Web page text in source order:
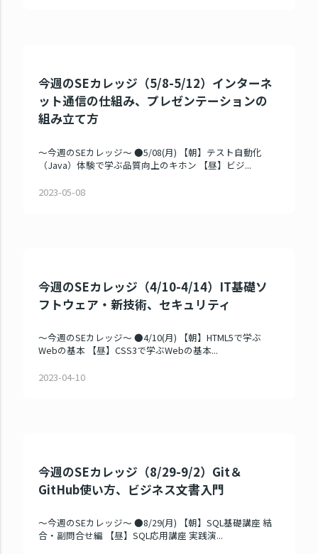
今週のSEカレッジ（5/8-5/12）インターネ
ット通信の仕組み、プレゼンテーションの
組み立て方
～今週のSEカレッジ～ ●5/08(月) 【朝】テスト自動化
（Java）体験で学ぶ品質向上のキホン 【昼】ビジ...
2023-05-08
今週のSEカレッジ（4/10-4/14）IT基礎ソ
フトウェア・新技術、セキュリティ
～今週のSEカレッジ～ ●4/10(月) 【朝】HTML5で学ぶ
Webの基本 【昼】CSS3で学ぶWebの基本...
2023-04-10
今週のSEカレッジ（8/29-9/2）Git＆
GitHub使い方、ビジネス文書入門
～今週のSEカレッジ～ ●8/29(月) 【朝】SQL基礎講座 結
合・副問合せ編 【昼】SQL応用講座 実践演...